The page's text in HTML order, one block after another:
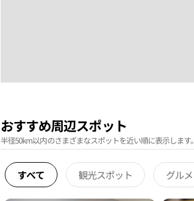
おすすめ周辺スポット
半径50km以内のさまざまなスポットを近い順に表示します。
すべて 観光スポット グルメ